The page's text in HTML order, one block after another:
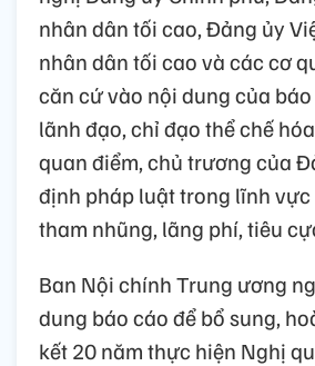
nhân dân tối cao, Đảng ủy
nhân dân tối cao và các cơ
căn cứ vào nội dung của
lãnh đạo, chỉ đạo thể chế
quan điểm, chủ trương của
định pháp luật trong lĩnh
tham nhũng, lãng phí, tiêu
Ban Nội chính Trung ương
dung báo cáo để bổ sung,
kết 20 năm thực hiện Nghị